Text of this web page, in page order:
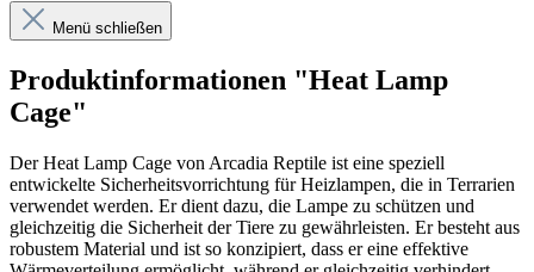
Menü schließen
Produktinformationen "Heat Lamp
Cage"
Der Heat Lamp Cage von Arcadia Reptile ist eine speziell
entwickelte Sicherheitsvorrichtung für Heizlampen, die in Terrarien
verwendet werden. Er dient dazu, die Lampe zu schützen und
gleichzeitig die Sicherheit der Tiere zu gewährleisten. Er besteht aus
robustem Material und ist so konzipiert, dass er eine effektive